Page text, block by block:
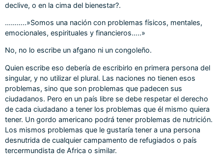
declive, o en la cima del bienestar?.
………..»Somos una nación con problemas físicos, mentales,
emocionales, espirituales y financieros…..»
No, no lo escribe un afgano ni un congoleño.
Quien escribe eso debería de escribirlo en primera persona del
singular, y no utilizar el plural. Las naciones no tienen esos
problemas, sino que son problemas que padecen sus
ciudadanos. Pero en un país libre se debe respetar el derecho
de cada ciudadano a tener los problemas que él mismo quiera
tener. Un gordo americano podrá tener problemas de nutrición.
Los mismos problemas que le gustaría tener a una persona
desnutrida de cualquier campamento de refugiados o país
tercermundista de Africa o similar.